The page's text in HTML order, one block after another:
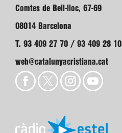
Comtes de Bell-lloc, 67-69
08014 Barcelona
T. 93 409 27 70 / 93 409 28 10
web@catalunyacristiana.cat